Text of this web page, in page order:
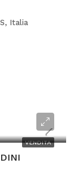
Italia
VENDITA